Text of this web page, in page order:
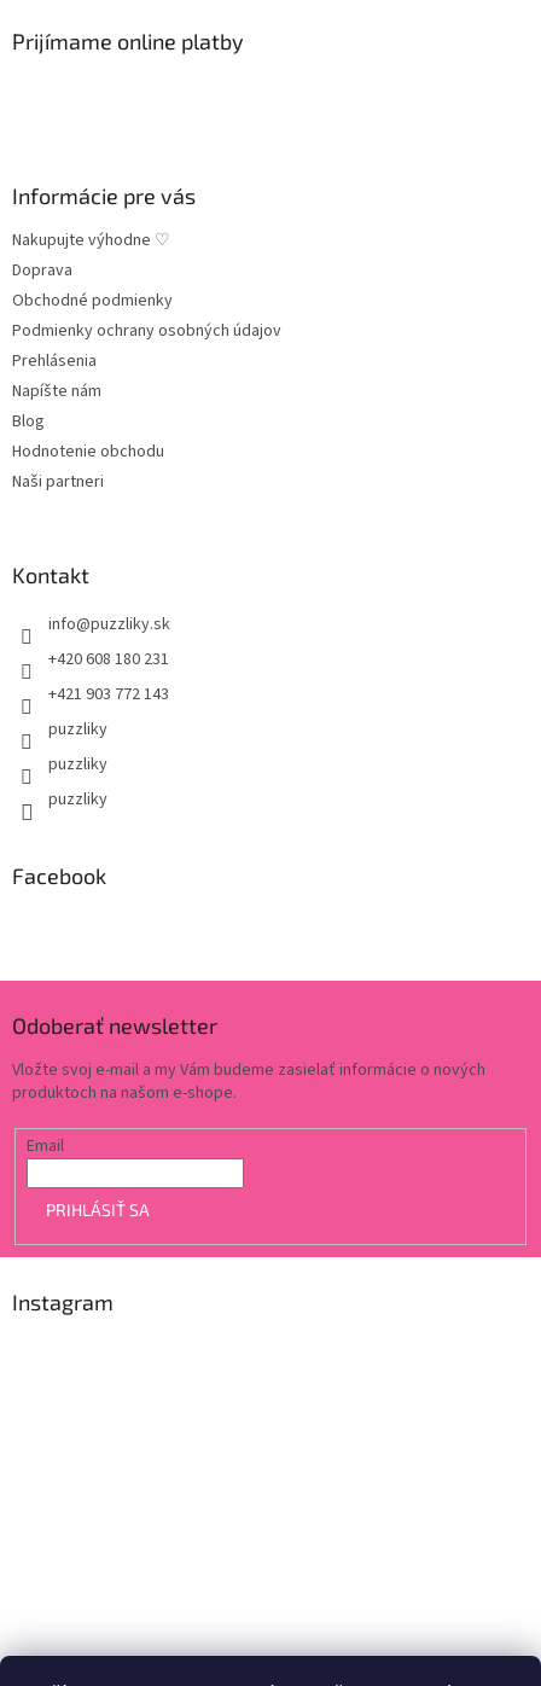
Prijímame online platby
Informácie pre vás
Nakupujte výhodne ♡
Doprava
Obchodné podmienky
Podmienky ochrany osobných údajov
Prehlásenia
Napíšte nám
Blog
Hodnotenie obchodu
Naši partneri
Kontakt
info@puzzliky.sk
+420 608 180 231
+421 903 772 143
puzzliky
puzzliky
puzzliky
Facebook
Odoberať newsletter
Vložte svoj e-mail a my Vám budeme zasielať informácie o nových
produktoch na našom e-shope.
Email
PRIHLÁSIŤ SA
Instagram